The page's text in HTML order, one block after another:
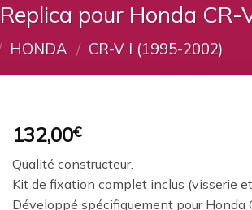
pour Honda
HONDA / CR-V I (1995-2002)
132,00€
Qualité constructeur.
Kit de fixation complet inclus (visserie et
Développé spécifiquement pour Honda